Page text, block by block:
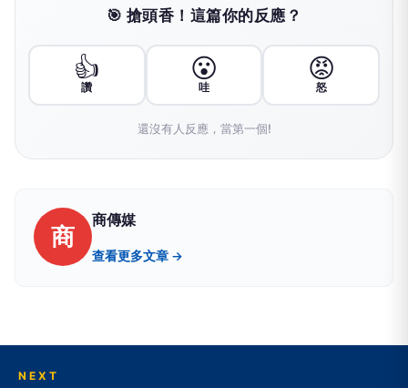
🎯 搶頭香！這篇你的反應？
👍
讚
😮
哇
😡
怒
還沒有人反應，當第一個!
商
商傳媒
查看更多文章 →
NEXT